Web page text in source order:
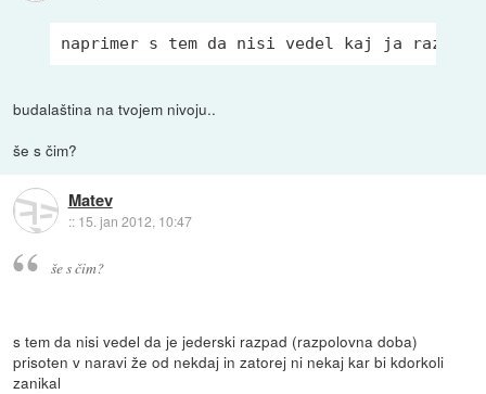
naprimer s tem da nisi vedel kaj ja razlika
budalaština na tvojem nivoju..
še s čim?
Matev
:: 15. jan 2012, 10:47
še s čim?
s tem da nisi vedel da je jederski razpad (razpolovna doba)
prisoten v naravi že od nekdaj in zatorej ni nekaj kar bi kdorkoli
zanikal